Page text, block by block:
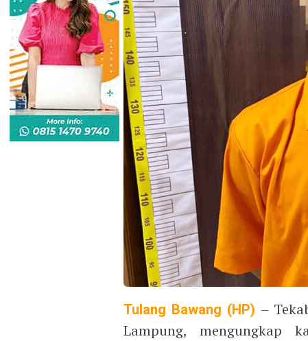
Tulang Bawang (HP) –
Lampung, mengungkap